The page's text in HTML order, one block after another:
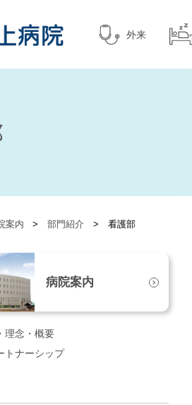
外来
案内 > 部門紹介 > 看護部
病院案内
理念・概要
トナーシップ